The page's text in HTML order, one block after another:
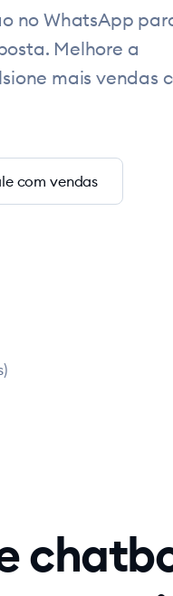
no WhatsApp
Melhore a
mais vendas
com vendas